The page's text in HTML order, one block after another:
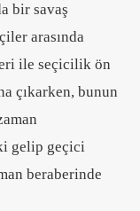
bir savaş
arasında
ile seçicilik ön
çıkarken, bunun
gelip geçici
beraberinde